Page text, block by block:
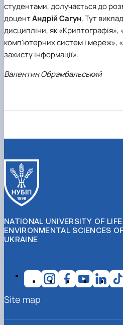
студентами, долучається до
доцентАндрій Сагун. Тут
дисципліни, як «Криптографія»,
комп'ютерних систем і мереж»,
захисту інформації».
Валентин Обрамбальський
NATIONAL UNIVERSITY OF
ENVIRONMENTAL SCIENCES OF
UKRAINE
Site map